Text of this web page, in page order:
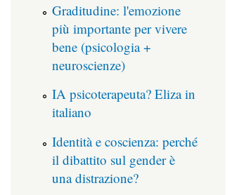
Graditudine: l'emozione
più importante per vivere
bene (psicologia +
neuroscienze)
IA psicoterapeuta? Eliza in
italiano
Identità e coscienza: perché
il dibattito sul gender è
una distrazione?